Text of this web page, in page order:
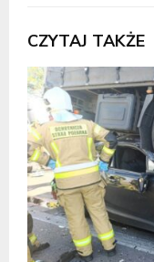
CZYTAJ TAKŻE